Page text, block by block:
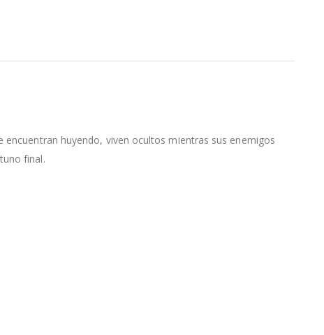
huyendo, viven ocultos mientras sus enemigos
final.